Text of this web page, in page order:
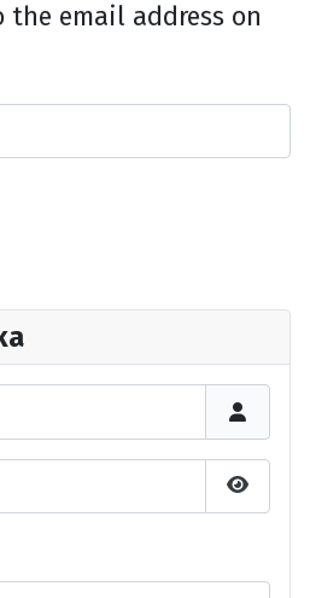
email address on
Show